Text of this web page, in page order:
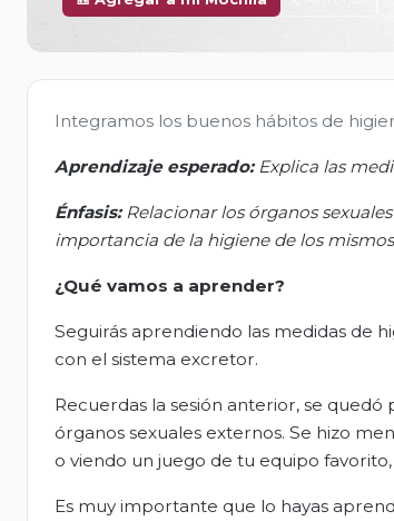
Integramos los buenos hábitos de
Aprendizaje esperado:Explica las
Énfasis:Relacionar los órganos
importancia de la higiene de los
¿Qué vamos a aprender?
Seguirás aprendiendo las medidas de
con el sistema excretor.
Recuerdas la sesión anterior, se
órganos sexuales externos. Se hizo
o viendo un juego de tu equipo
Es muy importante que lo hayas